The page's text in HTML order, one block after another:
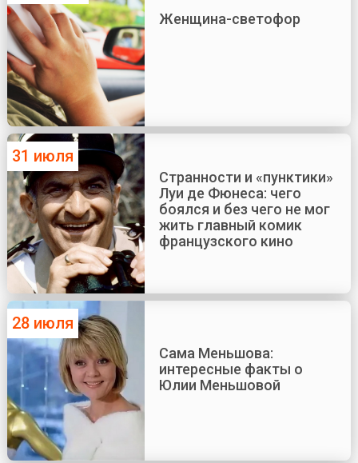
Женщина-светофор
31 июля
Странности и «пунктики»
Луи де Фюнеса: чего
боялся и без чего не мог
жить главный комик
французского кино
28 июля
Сама Меньшова:
интересные факты о
Юлии Меньшовой